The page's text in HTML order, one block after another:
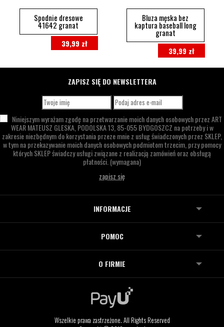
Spodnie dresowe
41642 granat
39,99 zł
Bluza męska bez
kaptura baseball long
granat
39,99 zł
ZAPISZ SIĘ DO NEWSLETTERA
Niniejszym wyrażam zgodę na przetwarzanie moich danych osobowych przezART
WEAR MATEUSZ GLESKA,PODOLSKA 13,85-055 BYDGOSZCZ na potrzeby i w
zakresie niezbędnym do korzystania przeze mnie z usług świadczonych przez SKLEP,
w tym na przekazywanie moich danych osobowych podmiotom trzecim, przy pomocy
których SKLEP świadczy usługi związane z realizacją zamówień oraz obsługą
płatności.(wymagana)
INFORMACJE
POMOC
O FIRMIE
Wszelkie prawa zastrzeżone. All Rights Reserved